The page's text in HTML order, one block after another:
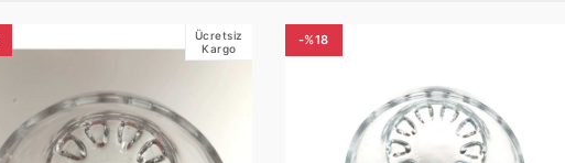
Ücretsiz
Kargo
-%18